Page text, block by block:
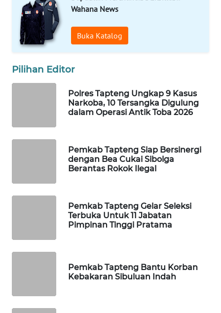
Wahana News
Buka Katalog
Pilihan Editor
Polres Tapteng Ungkap 9 Kasus
Narkoba, 10 Tersangka Digulung
dalam Operasi Antik Toba 2026
Pemkab Tapteng Siap Bersinergi
dengan Bea Cukai Sibolga
Berantas Rokok Ilegal
Pemkab Tapteng Gelar Seleksi
Terbuka Untuk 11 Jabatan
Pimpinan Tinggi Pratama
Pemkab Tapteng Bantu Korban
Kebakaran Sibuluan Indah
ID
MAWAKA
ID
MARTABAT
NET
MKLI
PORTAL
KONSUMEN